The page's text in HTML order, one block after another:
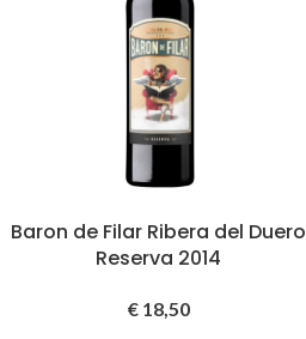
Baron de Filar Ribera del Duero
Reserva 2014
€18,50